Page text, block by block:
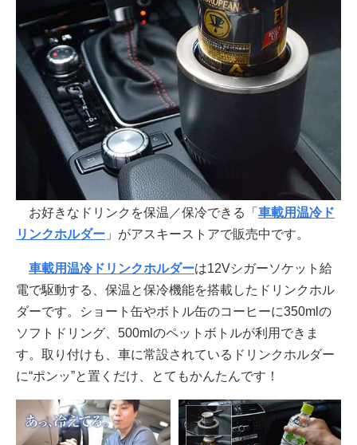
お好きなドリンクを保温／保冷できる「 車載用温冷ド
リンクホルダー 」がアスキーストアで販売中です。
車載用温冷ドリンクホルダーは12Vシガーソケット給
電で駆動する、保温と保冷機能を搭載したドリンクホル
ダーです。ショート缶やボトル缶のコーヒーに350mlの
ソフトドリング、500mlのペットボトルが利用できま
す。取り付けも、車に常設されているドリンクホルダー
に“ポンッ”と置くだけ、とてもかんたんです！